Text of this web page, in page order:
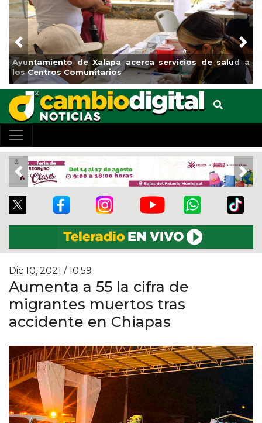
Ayuntamiento de Xalapa acerca servicios de salud a
los Centros Comunitarios
Previous
Previous
Dic 10, 2021 / 10:59
Aumenta a 55 la cifra de
migrantes muertos tras
accidente en Chiapas